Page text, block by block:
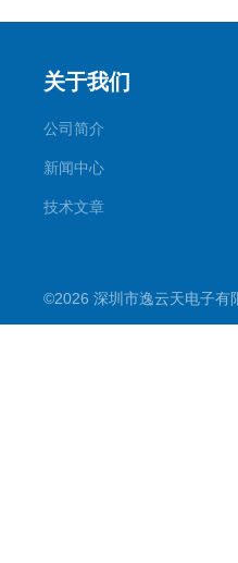
关于我们
公司简介
新闻中心
技术文章
©2026 深圳市逸云天电子